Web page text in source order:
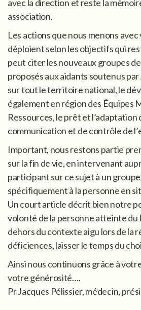
avec la direction et reste la
association.
Les actions que nous menons avec
déploient selon les objectifs qui
peut citer les nouveaux groupes
proposés aux aidants soutenus
sur tout le territoire national, le
également en région des Équipes
Ressources, le prêt et l’adaptation
communication et de contrôle de
Important, nous restons partie
sur la fin de vie, en intervenant
participant sur ce sujet à un
spécifiquement à la personne en
Un court article décrit bien notre
volonté de la personne atteinte du
dehors du contexte aigu lors de la
déficiences, laisser le temps du
Ainsi nous continuons grâce à
votre générosité….
Pr Jacques Pélissier, médecin,